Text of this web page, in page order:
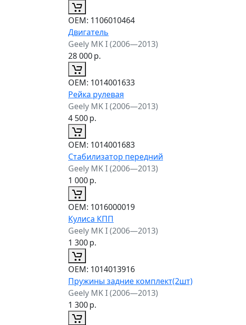
ОЕМ: 1106010464
Двигатель
Geely MK I (2006—2013)
28 000р.
ОЕМ: 1014001633
Рейка рулевая
Geely MK I (2006—2013)
4 500р.
ОЕМ: 1014001683
Стабилизатор передний
Geely MK I (2006—2013)
1 000р.
ОЕМ: 1016000019
Кулиса КПП
Geely MK I (2006—2013)
1 300р.
ОЕМ: 1014013916
Пружины задние комплект(2шт)
Geely MK I (2006—2013)
1 300р.